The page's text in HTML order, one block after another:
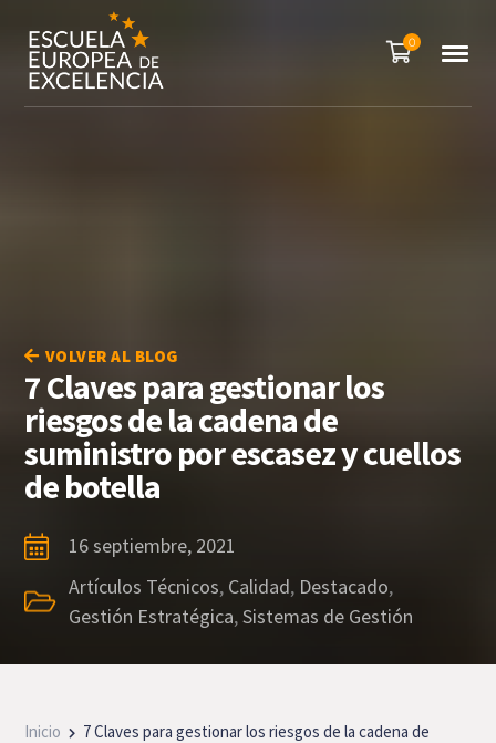
0
VOLVER AL BLOG
7 Claves para gestionar los
riesgos de la cadena de
suministro por escasez y cuellos
de botella
16 septiembre, 2021
Artículos Técnicos, Calidad, Destacado,
Gestión Estratégica,Sistemas de Gestión
Inicio
7 Claves para gestionar los riesgos de la cadena de